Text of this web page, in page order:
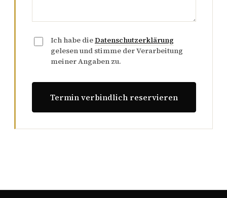
Ich habe dieDatenschutzerklärung
gelesen und stimme der Verarbeitung
meiner Angaben zu.
Termin verbindlich reservieren